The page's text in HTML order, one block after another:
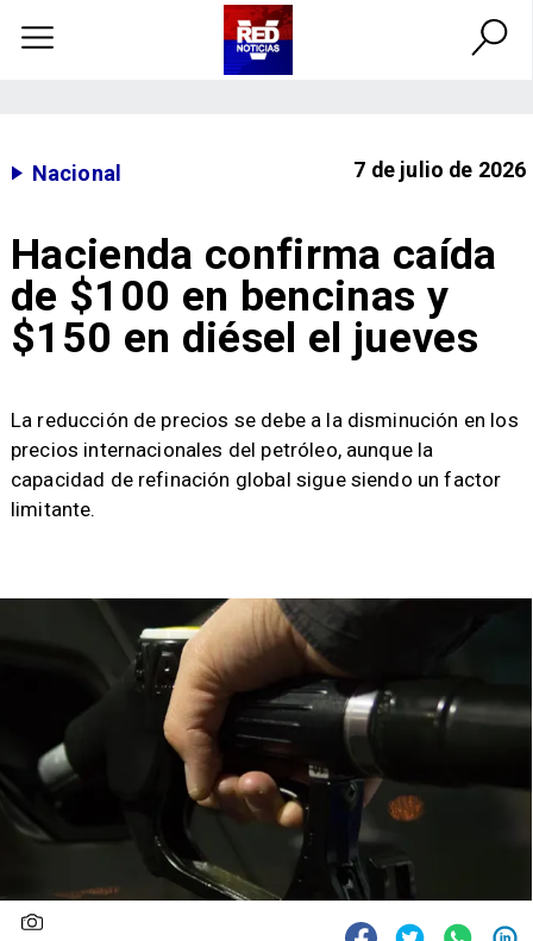
Nacional 7 de julio de 2026
Hacienda confirma caída
de $100 en bencinas y
$150 en diésel el jueves
La reducción de precios se debe a la disminución en los
precios internacionales del petróleo, aunque la
capacidad de refinación global sigue siendo un factor
limitante.